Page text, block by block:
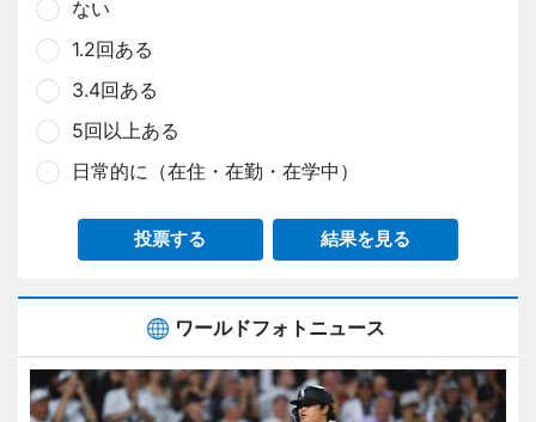
ない
1.2回ある
3.4回ある
5回以上ある
日常的に（在住・在勤・在学中）
投票する 結果を見る
ワールドフォトニュース